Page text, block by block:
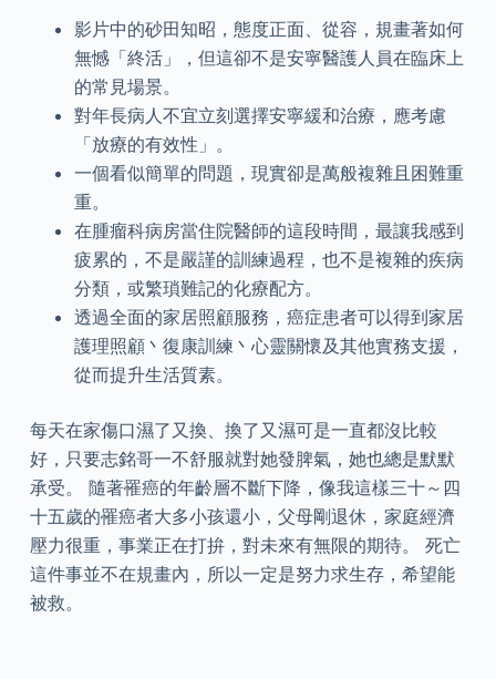
影片中的砂田知昭，態度正面、從容，規畫著如何
無憾「終活」，但這卻不是安寧醫護人員在臨床上
的常見場景。
對年長病人不宜立刻選擇安寧緩和治療，應考慮
「放療的有效性」。
一個看似簡單的問題，現實卻是萬般複雜且困難重
重。
在腫瘤科病房當住院醫師的這段時間，最讓我感到
疲累的，不是嚴謹的訓練過程，也不是複雜的疾病
分類，或繁瑣難記的化療配方。
透過全面的家居照顧服務，癌症患者可以得到家居
護理照顧丶復康訓練丶心靈關懷及其他實務支援，
從而提升生活質素。
每天在家傷口濕了又換、換了又濕可是一直都沒比較
好，只要志銘哥一不舒服就對她發脾氣，她也總是默默
承受。 隨著罹癌的年齡層不斷下降，像我這樣三十～四
十五歲的罹癌者大多小孩還小，父母剛退休，家庭經濟
壓力很重，事業正在打拚，對未來有無限的期待。 死亡
這件事並不在規畫內，所以一定是努力求生存，希望能
被救。